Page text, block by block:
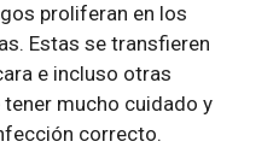
proliferan en los
Estas se transfieren
e incluso otras
mucho cuidado y
correcto.